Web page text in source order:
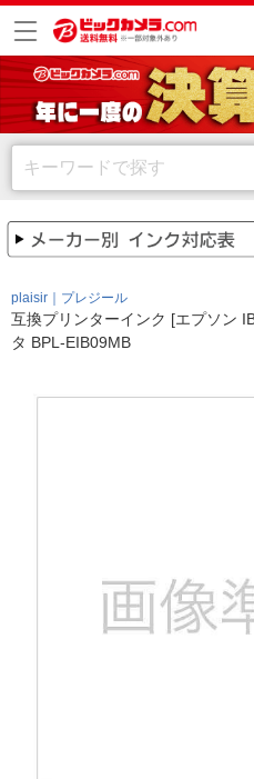
plaisir｜プレジール
互換プリンターインク [エプソン
タ BPL-EIB09MB